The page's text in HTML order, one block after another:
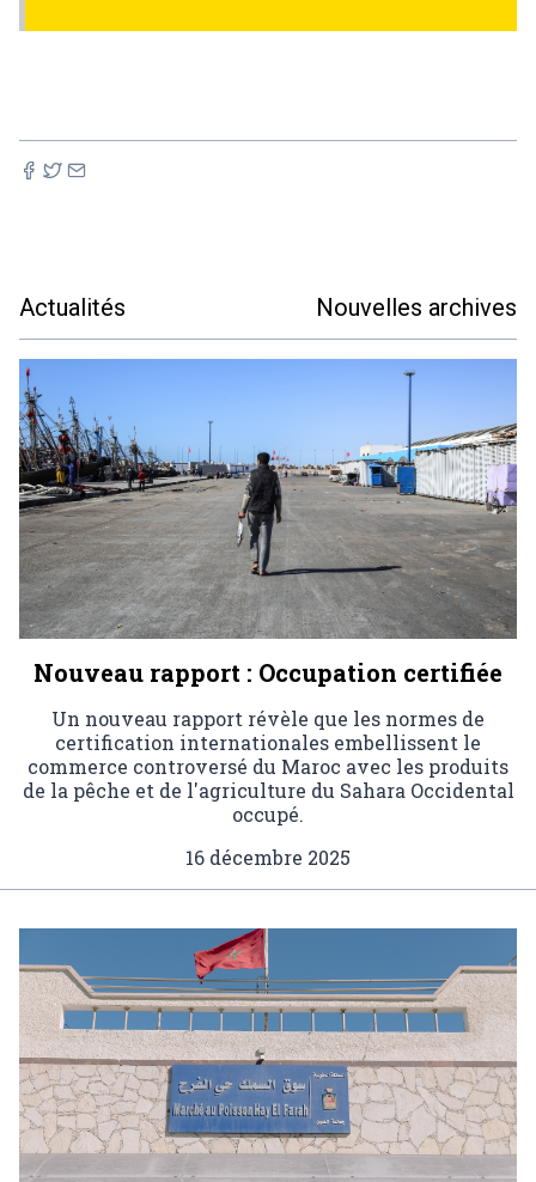
Actualités Nouvelles archives
Nouveau rapport : Occupation certifiée
Un nouveau rapport révèle que les normes de
certification internationales embellissent le
commerce controversé du Maroc avec les produits
de la pêche et de l'agriculture du Sahara Occidental
occupé.
16 décembre 2025